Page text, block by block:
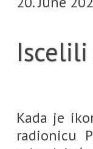
Iscelili
Kada je
radionicu